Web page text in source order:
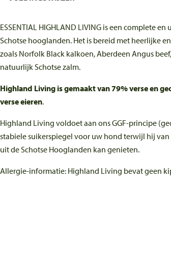
ESSENTIAL HIGHLAND LIVING is een complete
Schotse hooglanden. Het is bereid met heerlijke
zoals Norfolk Black kalkoen, Aberdeen Angus
natuurlijk Schotse zalm.
Highland Living is gemaakt van 79% verse en
verse eieren.
Highland Living voldoet aan ons GGF-principe
stabiele suikerspiegel voor uw hond terwijl hij
uit de Schotse Hooglanden kan genieten.
Allergie-informatie: Highland Living bevat geen